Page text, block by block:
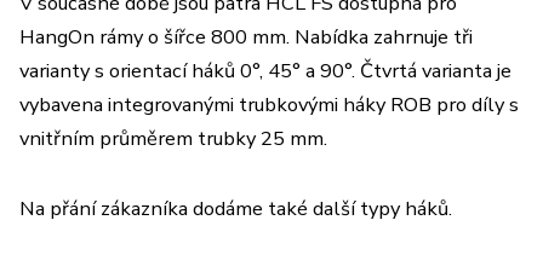
HangOn rámy o šířce 800 mm. Nabídka zahrnuje tři
varianty s orientací háků 0°, 45° a 90°. Čtvrtá varianta je
vybavena integrovanými trubkovými háky ROB pro díly s
vnitřním průměrem trubky 25 mm.
Na přání zákazníka dodáme také další typy háků.